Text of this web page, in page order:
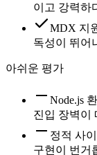
이고 강력하
MDX 지
독성이 뛰어
아쉬운 평가
Node.js
진입 장벽이
정적 사
구현이 번거